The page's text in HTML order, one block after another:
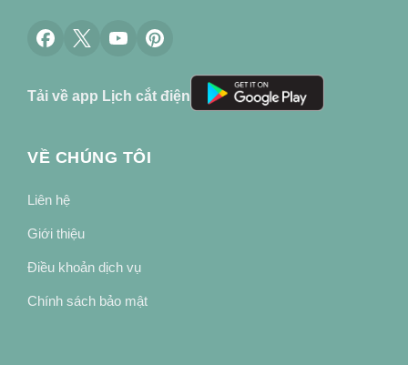
Tải về app Lịch cắt điện
VỀ CHÚNG TÔI
Liên hệ
Giới thiệu
Điều khoản dịch vụ
Chính sách bảo mật